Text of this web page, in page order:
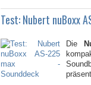
Test: Nubert nuBoxx
Die